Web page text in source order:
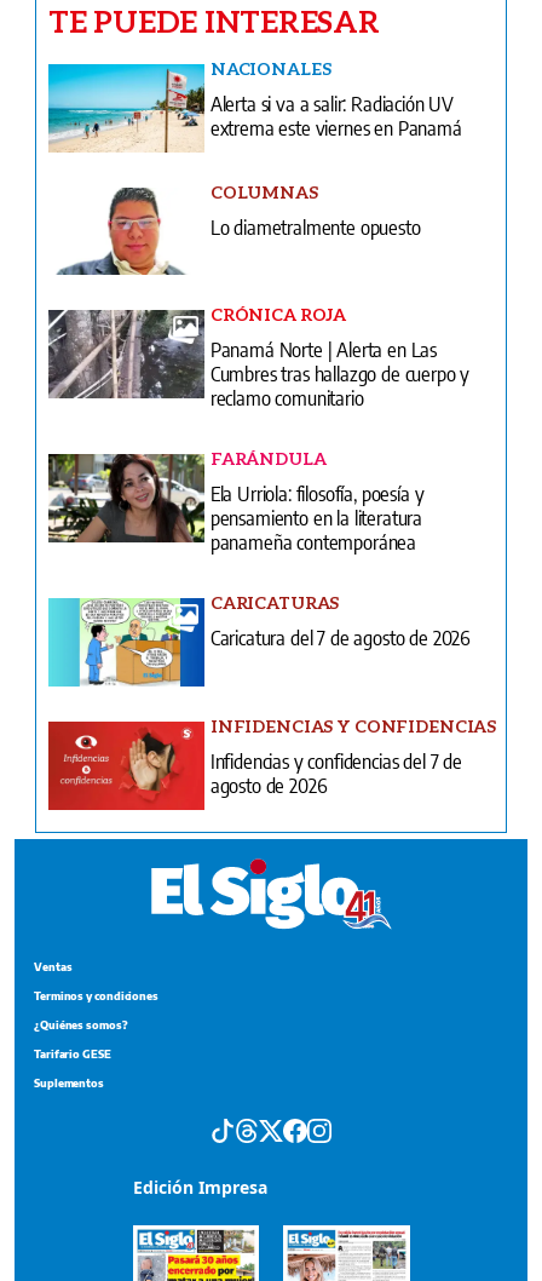
TE PUEDE INTERESAR
NACIONALES
Alerta si va a salir: Radiación UV
extrema este viernes en Panamá
COLUMNAS
Lo diametralmente opuesto
CRÓNICA ROJA
Panamá Norte | Alerta en Las
Cumbres tras hallazgo de cuerpo y
reclamo comunitario
FARÁNDULA
Ela Urriola: filosofía, poesía y
pensamiento en la literatura
panameña contemporánea
CARICATURAS
Caricatura del 7 de agosto de 2026
INFIDENCIAS Y CONFIDENCIAS
Infidencias y confidencias del 7 de
agosto de 2026
Ventas
Terminos y condiciones
¿Quiénes somos?
Tarifario GESE
Suplementos
Edición Impresa